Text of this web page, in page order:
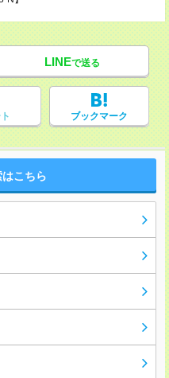
LINEで送る
ブックマーク
こちら